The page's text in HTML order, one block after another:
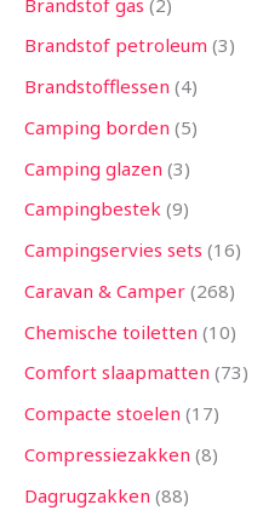
Brandstof petroleum 3
Brandstofflessen 4
Camping borden 5
Camping glazen 3
Campingbestek 9
Campingservies sets 16
Caravan & Camper 268
Chemische toiletten 10
Comfort slaapmatten 73
Compacte stoelen 17
Compressiezakken 8
Dagrugzakken 88